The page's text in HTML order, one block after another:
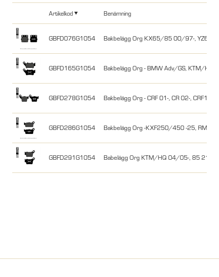
Artikelkod Benämning
GBFD076G1054 Bakbelägg Org KX65/85 00/97-, YZ65/
GBFD165G1054 Bakbelägg Org - BMW Adv/GS, KTM/
GBFD278G1054 Bakbelägg Org - CRF 01-, CR 02-, CRF150
GBFD286G1054 Bakbelägg Org -KXF250/450 -25, RMZ/
GBFD291G1054 Babelägg Org KTM/HQ 04/05-, 85 21-,